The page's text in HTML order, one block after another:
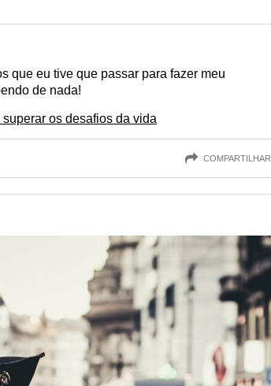
que eu tive que passar para fazer meu
de nada!
os desafios da vida
COMPARTILHAR